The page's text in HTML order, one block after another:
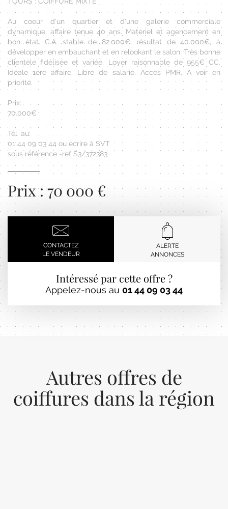
Au coeur d'un quartier et d'une galerie commerciale
dynamique, affaire tenue 40 ans. Matériel et agencement en
bon état. C.A. stable de 82.000€, résultat de 40.000€, à
développer en embauchant et en relookant le salon. Très bonne
clientèle fidélisée et variée. Loyer raisonnable de 955€ CC.
Idéale 1ère affaire. Libre de salarié. Accès PMR. A voir en
priorité.
Prix:
70.000€
Tél. au:
01 44 09 03 44 ou écrire à SVT
sous référence -ref S3/372383
Prix : 70 000 €
CONTACTEZ
LE VENDEUR
ALERTE
ANNONCES
Intéressé par cette offre ?
Appelez-nous au 01 44 09 03 44
Autres offres de
coiffures dans la région